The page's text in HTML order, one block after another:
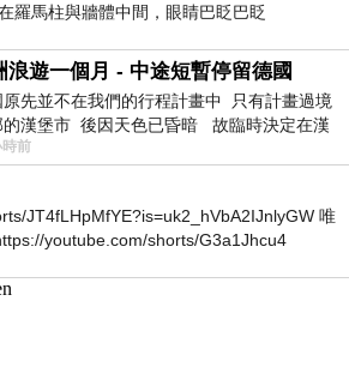
羅馬柱與牆體中間，眼睛巴眨巴眨
浪遊一個月 - 中途短暫停留德國
原先並不在我們的行程計畫中 只有計畫過境
的漢堡市 後因天色已昏暗 故臨時決定在漢
晚餐和過夜
前
JT4fLHpMfYE?is=uk2_hVbA2IJnlyGW 唯
youtube.com/shorts/G3a1Jhcu4